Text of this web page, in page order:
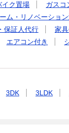
イク置場
ガスコ
ム・リノベーショ
保証人代行 家
エアコン付き
3DK 3LDK